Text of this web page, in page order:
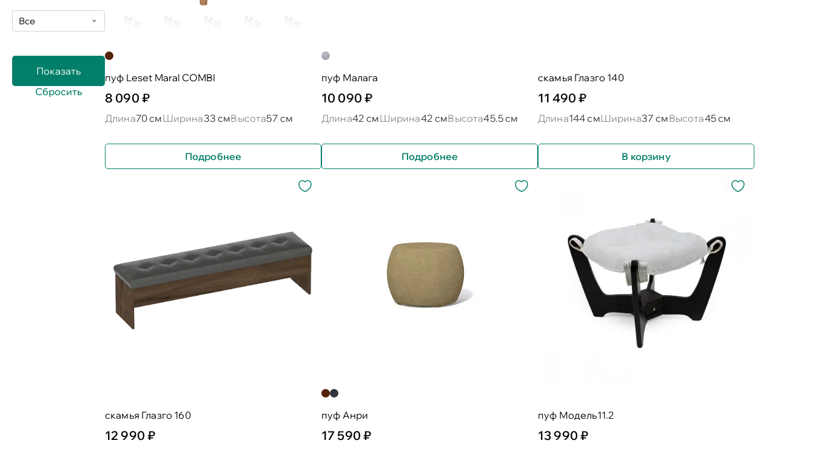
Все
пуф Leset Maral COMBI
8 090 ₽
Длина70 смШирина33 смВысота57 см
Подробнее
пуф Малага
10 090 ₽
Длина42 смШирина42 смВысота45.5 см
Подробнее
скамья Глазго 140
11 490 ₽
Длина144 смШирина37 смВысота45 см
В корзину
скамья Глазго 160
12 990 ₽
пуф Анри
17 590 ₽
пуф Модель11.2
13 990 ₽